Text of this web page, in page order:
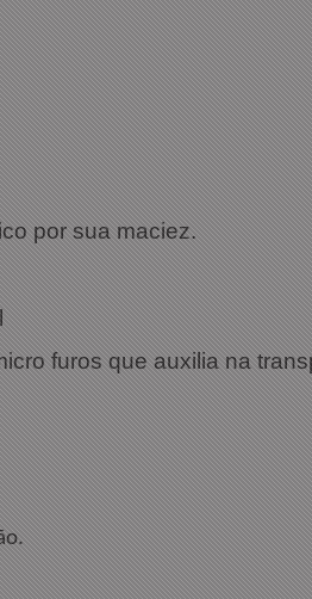
por sua maciez.
furos que auxilia na